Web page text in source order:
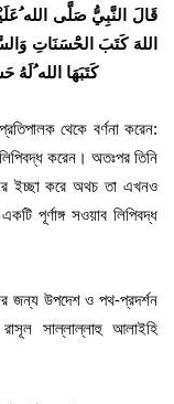
قَالَ النَّبِيُّ صَلَّى الله
اللهَ كَتَبَ الحَْسَنَاتِ
كَتَبَهَا الله ُلَهُ
থেকে বর্ণনা করেন:
করেন। অতঃপর তিনি
ইচ্ছা করে অথচ তা এখনও
পূর্ণাঙ্গ সওয়াব লিপিবদ্ধ
জন্য উপদেশ ও পথ-প্রদর্শন
সাল্লাল্লাহু আলাইহি